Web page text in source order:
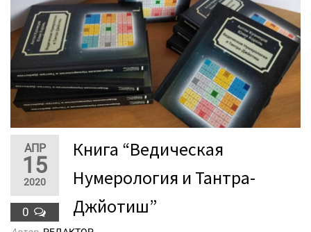
АПР
15
2020
0
Книга “Ведическая
Нумерология и Тантра-
Джйотиш”